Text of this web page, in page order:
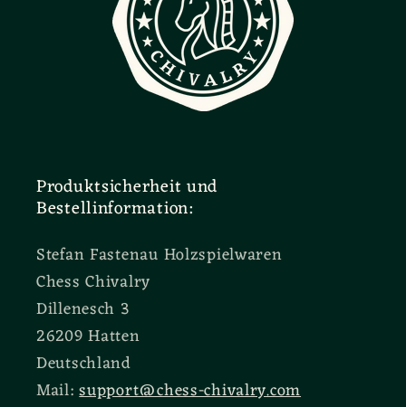
Produktsicherheit und
Bestellinformation:
Stefan Fastenau Holzspielwaren
Chess Chivalry
Dillenesch 3
26209 Hatten
Deutschland
Mail:support@chess-chivalry.com